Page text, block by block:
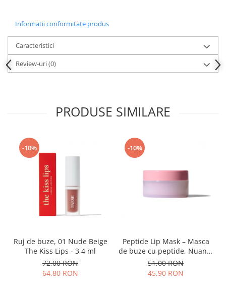
Informatii conformitate produs
Caracteristici
Review-uri(0)
PRODUSE SIMILARE
-10%
Ruj de buze, 01 Nude Beige
The Kiss Lips - 3,4 ml
72,00 RON
64,80 RON
-10%
Peptide Lip Mask – Masca
de buze cu peptide, Nuanta
Raspberry - 10g
51,00 RON
45,90 RON